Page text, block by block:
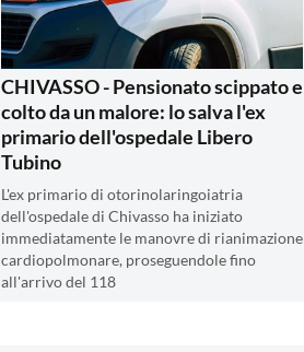
CHIVASSO - Pensionato scippato e
colto da un malore: lo salva l'ex
primario dell'ospedale Libero
Tubino
L'ex primario di otorinolaringoiatria
dell'ospedale di Chivasso ha iniziato
immediatamente le manovre di rianimazione
cardiopolmonare, proseguendole fino
all'arrivo del 118